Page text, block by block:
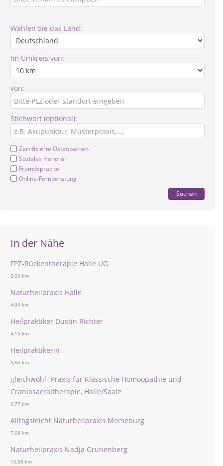
Wählen Sie das Land:
Im Umkreis von:
von:
Stichwort (optional):
Zertifizierte Osteopathen
Soziales Honorar
Fremdsprache
Online-Fernberatung
Suchen
In der Nähe
FPZ-Rückentherapie Halle UG
2,63 km
Naturheilpraxis Halle
4,06 km
Heilpraktiker Dustin Richter
4,15 km
Heilpraktikerin
5,63 km
gleichwohl- Praxis für Klassische Homöopathie und
Craniosacraltherapie, Halle/Saale
6,77 km
Alltagsleicht Naturheilpraxis Merseburg
7,68 km
Naturheilpraxis Nadja Grunenberg
16,38 km